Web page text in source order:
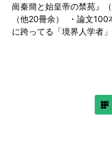
崗秦簡と始皇帝の禁苑』
（他20冊余） ・論文
に跨ってる「境界人学者」